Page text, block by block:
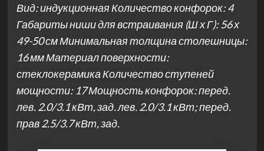
Вид: индукционная Количество конфорок: 4
Габариты ниши для встраивания (Ш х Г): 56 х
49-50 см Минимальная толщина столешницы:
16 мм Материал поверхности:
стеклокерамика Количество ступеней
мощности: 17 Мощность конфорок: перед.
лев. 2.0/3.1 кВт, зад. лев. 2.0/3.1 кВт; перед.
прав 2.5/3.7 кВт, зад.